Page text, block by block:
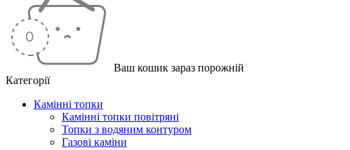
Ваш кошик зараз порожній
Категорії
Камінні топки
Камінні топки повітряні
Топки з водяним контуром
Газові каміни